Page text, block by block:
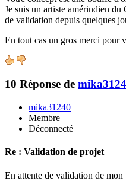
Je suis un artiste amérindien
de validation depuis quelques
En tout cas un gros merci pour
10 Réponse de
mika31240
Membre
Déconnecté
Re : Validation de projet
En attente de validation de